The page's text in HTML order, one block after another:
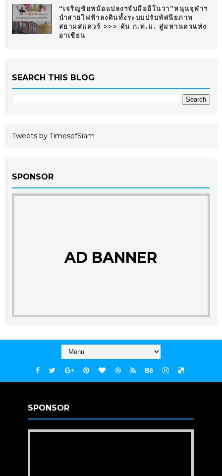
“เจริญชัยหม้อแปลงฯจับมืออีโนวา”หนุนจุฬาฯ
นำสายไฟฟ้าลงดินทั้งระบบปรับทัศนียภาพ
สยามสแควร์ >>> ดัน ก.ท.ม. สู่มหานครแห่ง
อาเซียน
SEARCH THIS BLOG
Tweets by TimesofSiam
SPONSOR
AD BANNER
SPONSOR